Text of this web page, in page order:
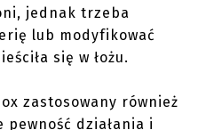
jednak trzeba
lub modyfikować
się w łożu.
zastosowany również
pewność działania i